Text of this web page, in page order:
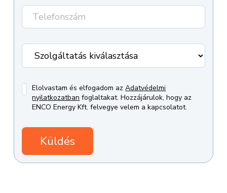
Elolvastam és elfogadom azAdatvédelmi
nyilatkozatban foglaltakat. Hozzájárulok, hogy az
ENCO Energy Kft. felvegye velem a kapcsolatot.